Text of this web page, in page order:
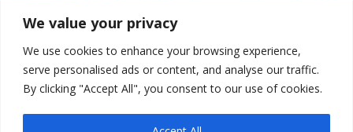
We value your privacy
We use cookies to enhance your browsing experience,
serve personalised ads or content, and analyse our traffic.
By clicking "Accept All", you consent to our use of cookies.
Baja 1000, Christophera Polvoordea